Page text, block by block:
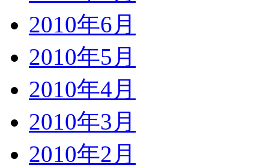
2010年6月
2010年5月
2010年4月
2010年3月
2010年2月